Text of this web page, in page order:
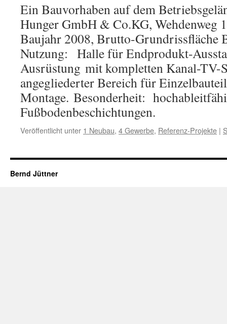
Ein Bauvorhaben auf dem
Hunger GmbH & Co.KG, Wehdenweg
Baujahr 2008, Brutto-Grundrissfläche
Nutzung: Halle für Endprodukt-
Ausrüstung mit kompletten Kanal-TV-
angegliederter Bereich für
Montage. Besonderheit:
Fußbodenbeschichtungen.
Veröffentlicht unter 1 Neubau, 4 Gewerbe, Referenz-Projekte |
Bernd Jüttner